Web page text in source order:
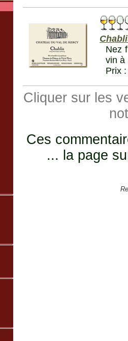
Nez
vin à
Prix
Cliquer sur les
Ces
... la page